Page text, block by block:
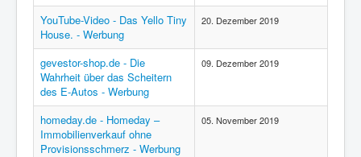
YouTube-Video - Das Yello Tiny
House. - Werbung
20. Dezember 2019
gevestor-shop.de - Die
Wahrheit über das Scheitern
des E-Autos - Werbung
09. Dezember 2019
homeday.de - Homeday –
Immobilienverkauf ohne
Provisionsschmerz - Werbung
05. November 2019